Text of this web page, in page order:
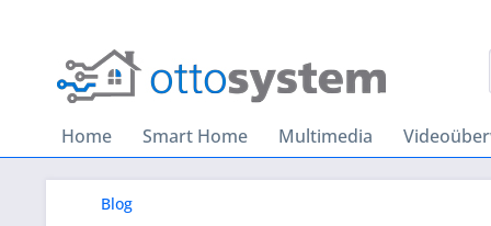
Home Smart Home Multimedia
Blog